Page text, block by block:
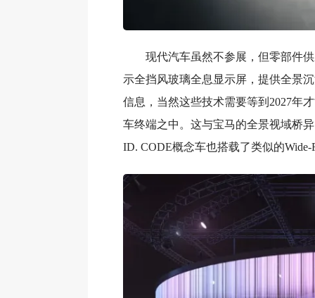
现代汽车虽然不参展，但零部件
示全挡风玻璃全息显示屏，提供全景
信息，当然这些技术需要等到2027年
车终端之中。这与宝马的全景视域桥
ID. CODE概念车也搭载了类似的Wide-